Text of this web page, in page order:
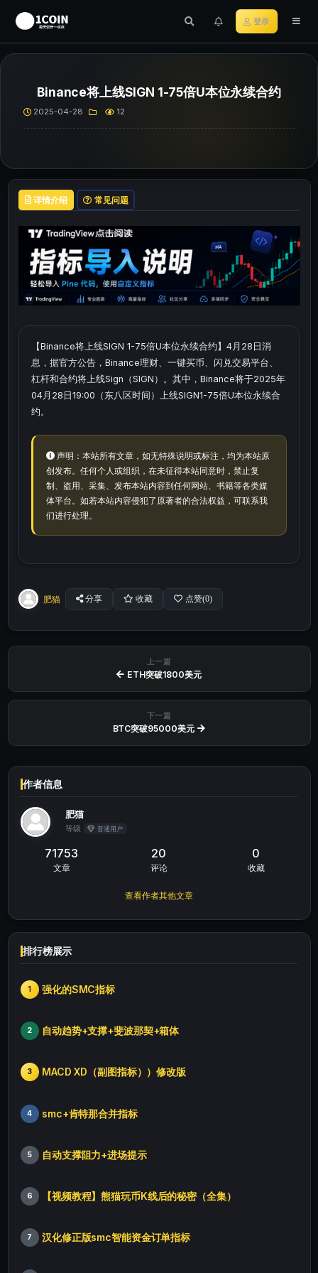
登录
Binance将上线SIGN 1-75倍U本位永续合约
2025-04-28 12
详情介绍 常见问题
【Binance将上线SIGN 1-75倍U本位永续合约】4月28日消
息，据官方公告，Binance理财、一键买币、闪兑交易平台、
杠杆和合约将上线Sign（SIGN）。其中，Binance将于2025年
04月28日19:00（东八区时间）上线SIGN1-75倍U本位永续合
约。
声明：本站所有文章，如无特殊说明或标注，均为本站原
创发布。任何个人或组织，在未征得本站同意时，禁止复
制、盗用、采集、发布本站内容到任何网站、书籍等各类媒
体平台。如若本站内容侵犯了原著者的合法权益，可联系我
们进行处理。
肥猫 分享 收藏 点赞(0)
上一篇
ETH突破1800美元
下一篇
BTC突破95000美元
作者信息
肥猫
等级 普通用户
71753
文章
20
评论
0
收藏
查看作者其他文章
排行榜展示
1 强化的SMC指标
2 自动趋势+支撑+斐波那契+箱体
3 MACD XD（副图指标））修改版
4 smc+肯特那合并指标
5 自动支撑阻力+进场提示
6 【视频教程】熊猫玩币K线后的秘密（全集）
7 汉化修正版smc智能资金订单指标